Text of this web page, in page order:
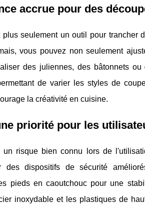
accrue pour des
plus seulement un outil pour trancher
vous pouvez non seulement
des juliennes, des bâtonnets
de varier les styles de
la créativité en cuisine.
priorité pour les
un risque bien connu lors de
des dispositifs de sécurité
pieds en caoutchouc pour une
inoxydable et les plastiques de